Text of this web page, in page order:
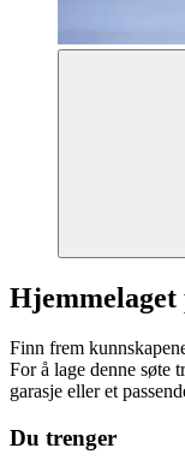
Hjemmelaget
Finn frem
For å lage denne søte
garasje eller et
Du trenger